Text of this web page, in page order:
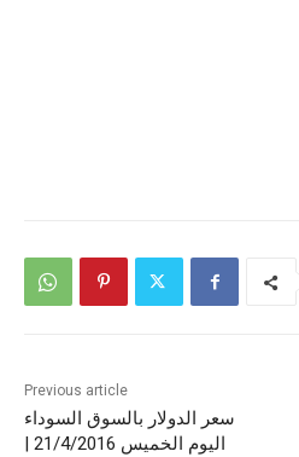
Previous article
سعر الدولار بالسوق السوداء
اليوم الخميس 21/4/2016 |